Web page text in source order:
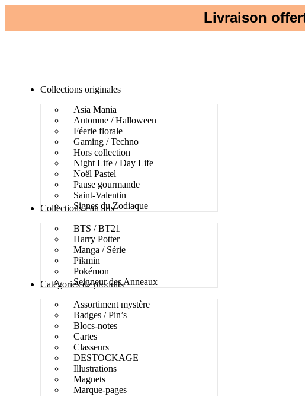
Livraison
Collections originales
Asia Mania
Automne / Halloween
Féerie florale
Gaming / Techno
Hors collection
Night Life / Day Life
Noël Pastel
Pause gourmande
Saint-Valentin
Signes du Zodiaque
Collections Fan arts
BTS / BT21
Harry Potter
Manga / Série
Pikmin
Pokémon
Seigneur des Anneaux
Catégories de produits
Assortiment mystère
Badges / Pin’s
Blocs-notes
Cartes
Classeurs
DESTOCKAGE
Illustrations
Magnets
Marque-pages